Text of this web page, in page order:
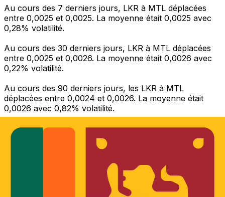
Au cours des 7 derniers jours, LKR à MTL déplacées
entre 0,0025 et 0,0025. La moyenne était 0,0025 avec
0,28% volatilité.
Au cours des 30 derniers jours, LKR à MTL déplacées
entre 0,0025 et 0,0026. La moyenne était 0,0026 avec
0,22% volatilité.
Au cours des 90 derniers jours, les LKR à MTL
déplacées entre 0,0024 et 0,0026. La moyenne était
0,0026 avec 0,82% volatilité.
Envoyer de l’argent
Gérez votre argent et vos devises lorsque vous
L'application Xe réunit toutes les fonctionnalités
nécessaires pour vos transferts d'argent internationaux